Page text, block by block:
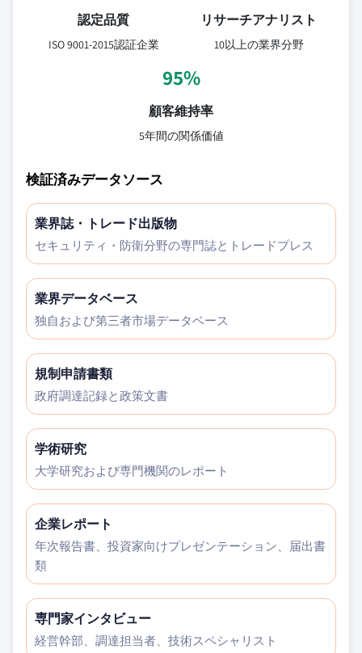
認定品質
ISO 9001-2015認証企業
リサーチアナリスト
10以上の業界分野
95%
顧客維持率
5年間の関係価値
検証済みデータソース
業界誌・トレード出版物
セキュリティ・防衛分野の専門誌とトレードプレス
業界データベース
独自および第三者市場データベース
規制申請書類
政府調達記録と政策文書
学術研究
大学研究および専門機関のレポート
企業レポート
年次報告書、投資家向けプレゼンテーション、届出書
類
専門家インタビュー
経営幹部、調達担当者、技術スペシャリスト